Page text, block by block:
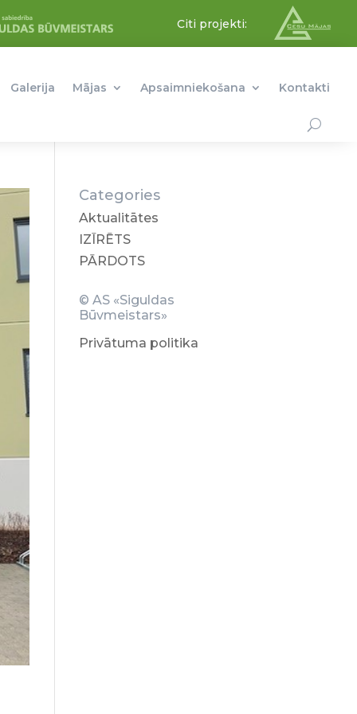
Citi projekti:
Galerija Mājas Apsaimniekošana Kontakti
Categories
Aktualitātes
IZĪRĒTS
PĀRDOTS
© AS «Siguldas
Būvmeistars»
Privātuma politika